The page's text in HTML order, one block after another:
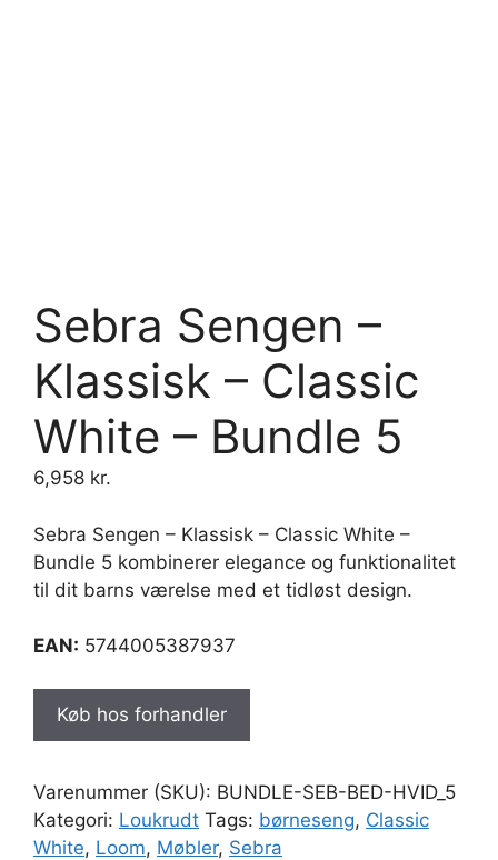
Sebra Sengen –
Klassisk – Classic
White – Bundle 5
6,958 kr.
Sebra Sengen – Klassisk – Classic White –
Bundle 5 kombinerer elegance og funktionalitet
til dit barns værelse med et tidløst design.
EAN: 5744005387937
Køb hos forhandler
Varenummer (SKU): BUNDLE-SEB-BED-HVID_5
Kategori: Loukrudt Tags: børneseng, Classic
White, Loom, Møbler, Sebra